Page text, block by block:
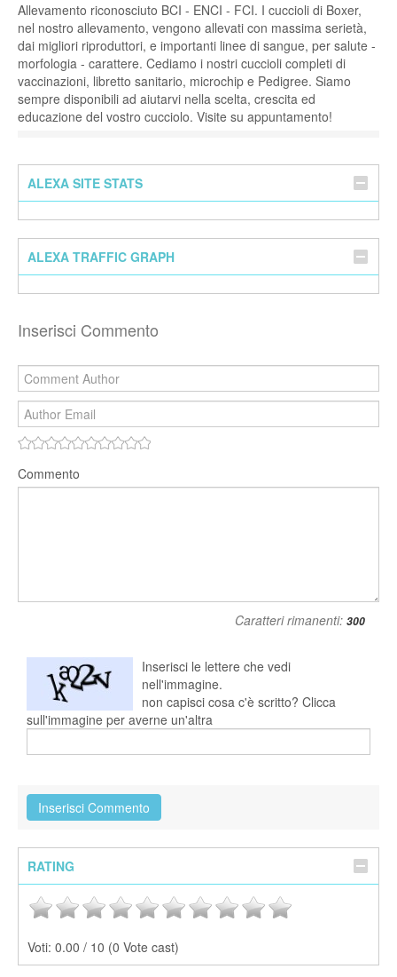
Allevamento riconosciuto BCI - ENCI - FCI. I cuccioli di Boxer,
nel nostro allevamento, vengono allevati con massima serietà,
dai migliori riproduttori, e importanti linee di sangue, per salute -
morfologia - carattere. Cediamo i nostri cuccioli completi di
vaccinazioni, libretto sanitario, microchip e Pedigree. Siamo
sempre disponibili ad aiutarvi nella scelta, crescita ed
educazione del vostro cucciolo. Visite su appuntamento!
ALEXA SITE STATS
ALEXA TRAFFIC GRAPH
Inserisci Commento
Commento
Caratteri rimanenti:
Inserisci le lettere che vedi
nell'immagine.
non capisci cosa c'è scritto? Clicca
sull'immagine per averne un'altra
RATING
Voti: 0.00 / 10 (0 Vote cast)